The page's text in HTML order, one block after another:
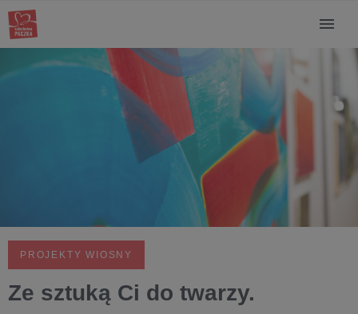
PROJEKTY WIOSNY
Ze sztuką Ci do twarzy.